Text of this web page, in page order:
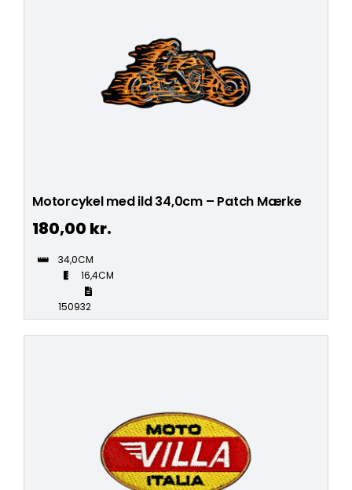
Motorcykel med ild 34,0cm – Patch Mærke
180,00 kr.
34,0CM
16,4CM
150932